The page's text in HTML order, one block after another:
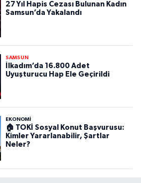
27 Yıl Hapis Cezası Bulunan Kadın
Samsun’da Yakalandı
SAMSUN
İlkadım’da 16.800 Adet
Uyuşturucu Hap Ele Geçirildi
EKONOMİ
🏠 TOKİ Sosyal Konut Başvurusu:
Kimler Yararlanabilir, Şartlar
Neler?